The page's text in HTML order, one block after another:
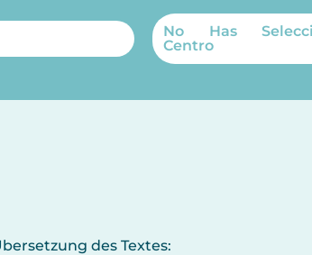
No Has
Centro
des Textes: